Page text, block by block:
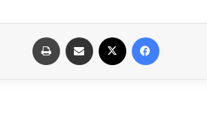
فيسبوك مشاركة عبر البريد